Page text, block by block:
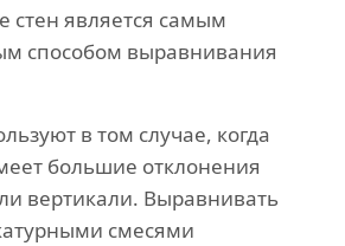
стен является самым
способом выравнивания
в том случае, когда
большие отклонения
вертикали. Выравнивать
смесями